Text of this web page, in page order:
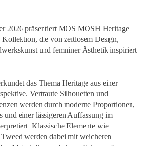
2026 präsentiert MOS MOSH Heritage
Kollektion, die von zeitlosem Design,
und femniner Ästhetik inspiriert
das Thema Heritage aus einer
Vertraute Silhouetten und
werden durch moderne Proportionen,
und einer lässigeren Auffassung im
Klassische Elemente wie
werden dabei mit weicheren